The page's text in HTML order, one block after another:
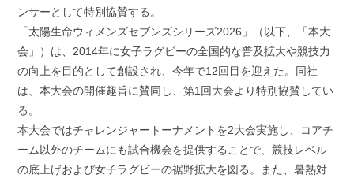
o
k
r
ンサーとして特別協賛する。
「太陽生命ウィメンズセブンズシリーズ2026」（以下、「本大
会」）は、2014年に女子ラグビーの全国的な普及拡大や競技力
の向上を目的として創設され、今年で12回目を迎えた。同社
は、本大会の開催趣旨に賛同し、第1回大会より特別協賛してい
る。
本大会ではチャレンジャートーナメントを2大会実施し、コアチ
ーム以外のチームにも試合機会を提供することで、競技レベル
の底上げおよび女子ラグビーの裾野拡大を図る。また、暑熱対